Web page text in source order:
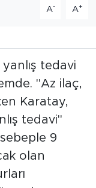
A- A+
tedavi
"Az ilaç,
Karatay,
tedavi"
9
olan